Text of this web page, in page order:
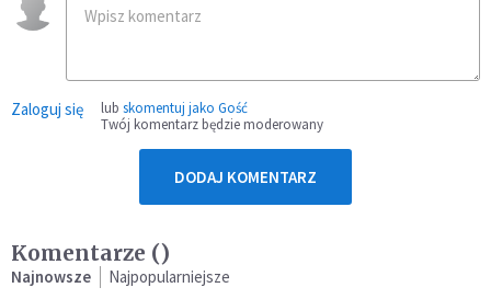
Zaloguj się lub skomentuj jako Gość
Twój komentarz będzie moderowany
DODAJ KOMENTARZ
Komentarze ()
Najnowsze Najpopularniejsze